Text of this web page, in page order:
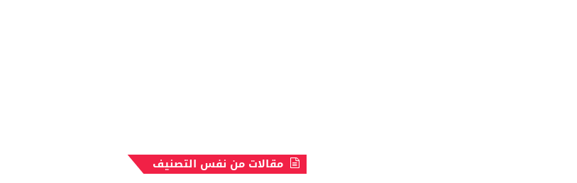
مقالات من نفس التصنيف